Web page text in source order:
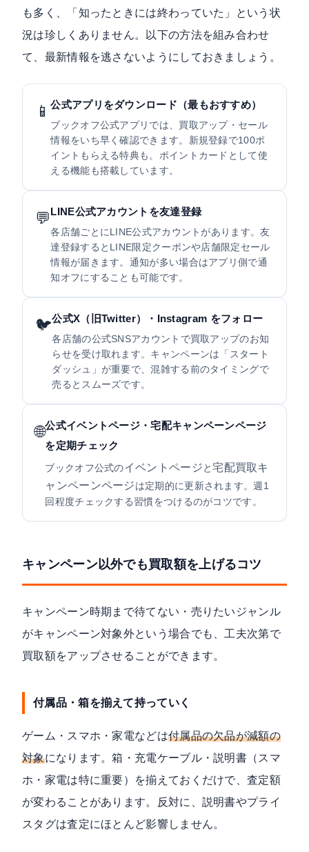
も多く、「知ったときには終わっていた」という状
況は珍しくありません。以下の方法を組み合わせ
て、最新情報を逃さないようにしておきましょう。
📱 公式アプリをダウンロード（最もおすすめ）
ブックオフ公式アプリでは、買取アップ・セール
情報をいち早く確認できます。新規登録で100ポ
イントもらえる特典も。ポイントカードとして使
える機能も搭載しています。
💬 LINE公式アカウントを友達登録
各店舗ごとにLINE公式アカウントがあります。友
達登録するとLINE限定クーポンや店舗限定セール
情報が届きます。通知が多い場合はアプリ側で通
知オフにすることも可能です。
🐦公式X（旧Twitter）・Instagram をフォロー
各店舗の公式SNSアカウントで買取アップのお知
らせを受け取れます。キャンペーンは「スタート
ダッシュ」が重要で、混雑する前のタイミングで
売るとスムーズです。
🌐公式イベントページ・宅配キャンペーンページ
を定期チェック
ブックオフ公式のイベントページ と宅配買取キ
ャンペーンページ は定期的に更新されます。週1
回程度チェックする習慣をつけるのがコツです。
キャンペーン以外でも買取額を上げるコツ
キャンペーン時期まで待てない・売りたいジャンル
がキャンペーン対象外という場合でも、工夫次第で
買取額をアップさせることができます。
付属品・箱を揃えて持っていく
ゲーム・スマホ・家電などは付属品の欠品が減額の
対象になります。箱・充電ケーブル・説明書（スマ
ホ・家電は特に重要）を揃えておくだけで、査定額
が変わることがあります。反対に、説明書やプライ
スタグは査定にほとんど影響しません。